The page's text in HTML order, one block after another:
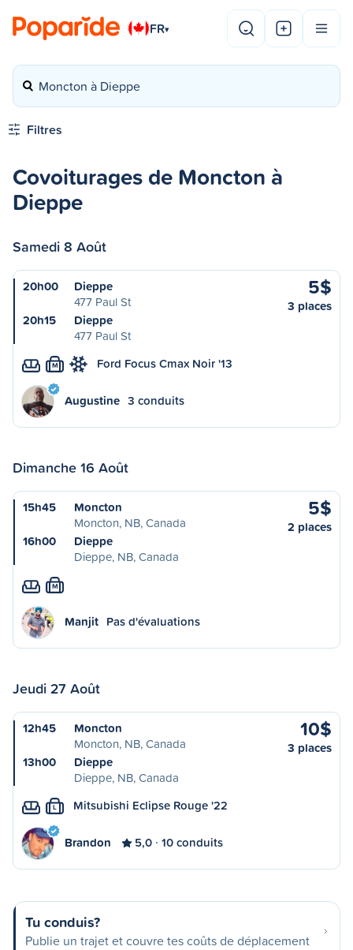
FR▾
Moncton à Dieppe
Filtres
Covoiturages de Moncton à
Dieppe
Samedi 8 Août
20h00
Dieppe
477 Paul St
20h15
Dieppe
477 Paul St
5$
3 places
M Ford Focus Cmax Noir '13
Augustine 3 conduits
Dimanche 16 Août
15h45
Moncton
Moncton, NB, Canada
16h00
Dieppe
Dieppe, NB, Canada
5$
2 places
M
Manjit Pas d'évaluations
Jeudi 27 Août
12h45
Moncton
Moncton, NB, Canada
13h00
Dieppe
Dieppe, NB, Canada
10$
3 places
L Mitsubishi Eclipse Rouge '22
Brandon 5,0 10 conduits
Tu conduis?
Publie un trajet et couvre tes coûts de déplacement